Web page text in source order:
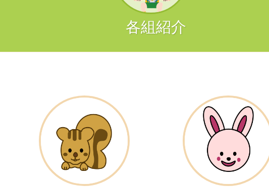
各組紹介